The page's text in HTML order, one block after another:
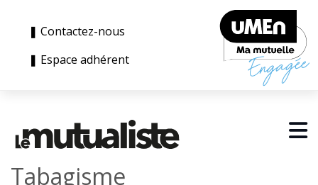
❚ Contactez-nous
❚ Espace adhérent
Tabagisme